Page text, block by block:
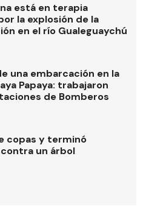
está en terapia
la explosión de la
en el río Gualeguaychú
una embarcación en la
Papaya: trabajaron
de Bomberos
copas y terminó
un árbol